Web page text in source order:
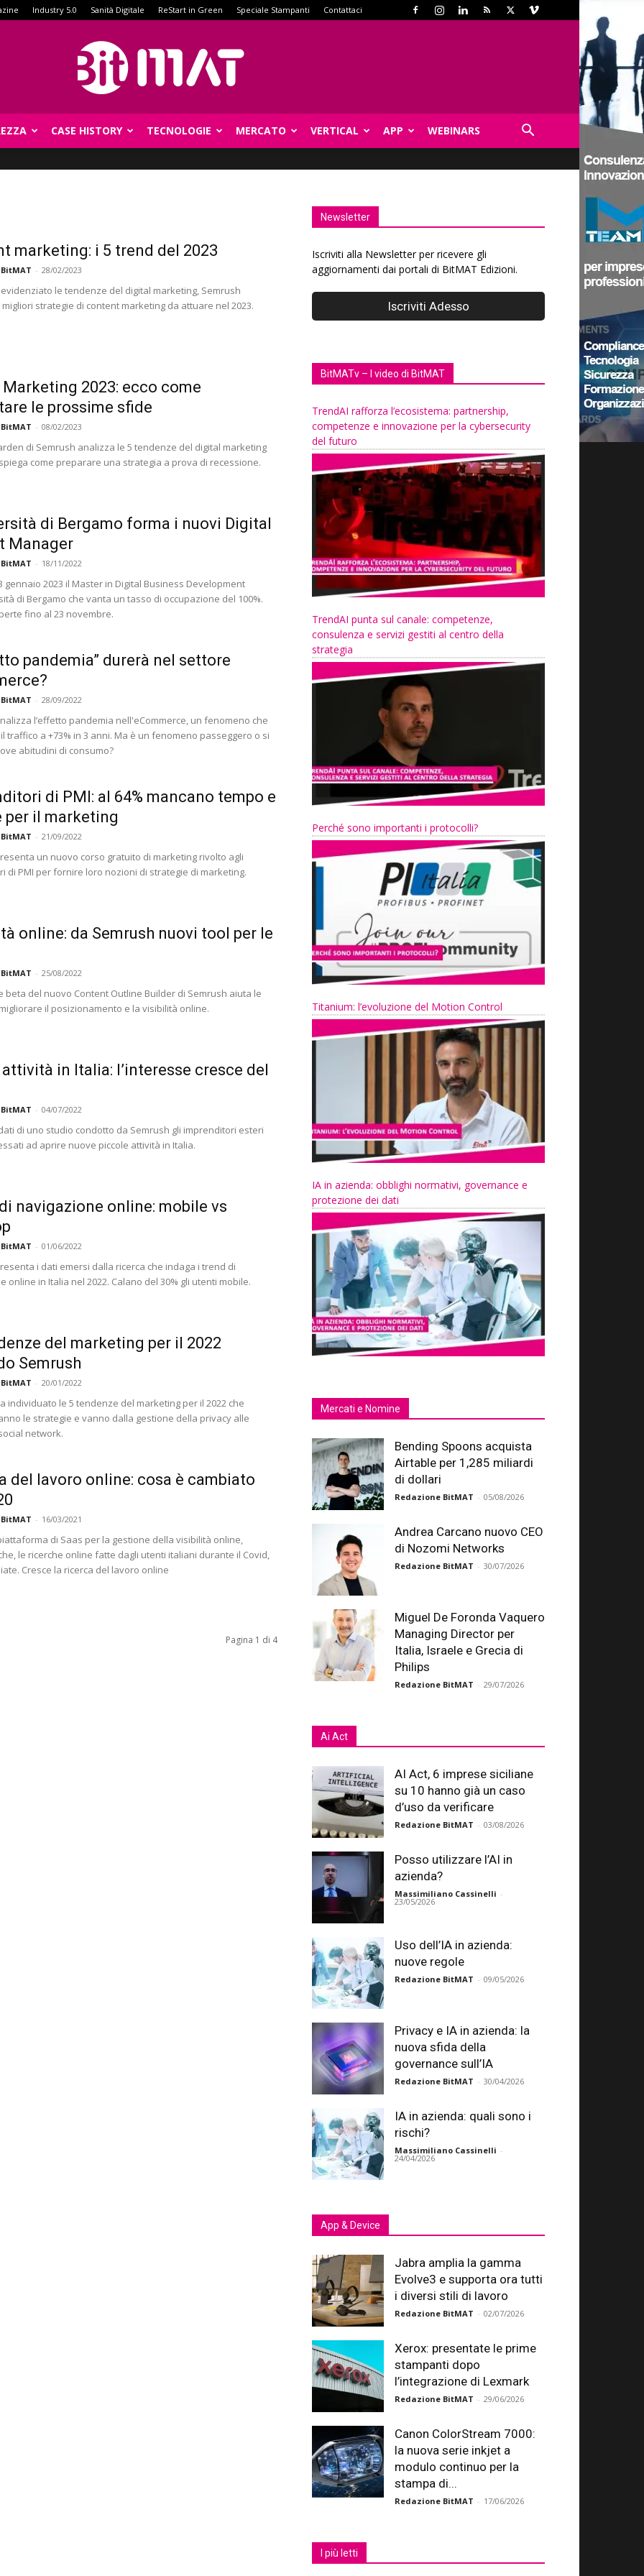
Industry 5.0 Sanità Digitale ReStart in Green Speciale Stampanti Contattaci
CASE HISTORY TECNOLOGIE MERCATO VERTICAL APP WEBINARS
marketing: i 5 trend del 2023
- 28/02/2023
le tendenze del digital marketing, Semrush
strategie di content marketing da attuare nel 2023.
2023: ecco come
le prossime sfide
- 08/02/2023
di Semrush analizza le 5 tendenze del digital marketing
come preparare una strategia a prova di recessione.
di Bergamo forma i nuovi Digital
Manager
- 18/11/2022
gennaio 2023 il Master in Digital Business Development
di Bergamo che vanta un tasso di occupazione del 100%.
fino al 23 novembre.
pandemia” durerà nel settore
- 28/09/2022
l’effetto pandemia nell'eCommerce, un fenomeno che
traffico a +73% in 3 anni. Ma è un fenomeno passeggero o si
abitudini di consumo?
di PMI: al 64% mancano tempo e
per il marketing
- 21/09/2022
un nuovo corso gratuito di marketing rivolto agli
di PMI per fornire loro nozioni di strategie di marketing.
online: da Semrush nuovi tool per le
- 25/08/2022
beta del nuovo Content Outline Builder di Semrush aiuta le
il posizionamento e la visibilità online.
attività in Italia: l’interesse cresce del
- 04/07/2022
di uno studio condotto da Semrush gli imprenditori esteri
ad aprire nuove piccole attività in Italia.
navigazione online: mobile vs
- 01/06/2022
i dati emersi dalla ricerca che indaga i trend di
online in Italia nel 2022. Calano del 30% gli utenti mobile.
del marketing per il 2022
Semrush
- 20/01/2022
individuato le 5 tendenze del marketing per il 2022 che
le strategie e vanno dalla gestione della privacy alle
network.
del lavoro online: cosa è cambiato
- 16/03/2021
di Saas per la gestione della visibilità online,
le ricerche online fatte dagli utenti italiani durante il Covid,
Cresce la ricerca del lavoro online
Pagina 1 di 4
Newsletter
Iscriviti alla Newsletter per ricevere gli
aggiornamenti dai portali di BitMAT Edizioni.
BitMATv – I video di BitMAT
TrendAI rafforza l’ecosistema: partnership,
competenze e innovazione per la cybersecurity
del futuro
TrendAI punta sul canale: competenze,
consulenza e servizi gestiti al centro della
strategia
Perché sono importanti i protocolli?
Titanium: l’evoluzione del Motion Control
IA in azienda: obblighi normativi, governance e
protezione dei dati
Mercati e Nomine
Bending Spoons acquista
Airtable per 1,285 miliardi
di dollari
Redazione BitMAT - 05/08/2026
Andrea Carcano nuovo CEO
di Nozomi Networks
Redazione BitMAT - 30/07/2026
Miguel De Foronda Vaquero
Managing Director per
Italia, Israele e Grecia di
Philips
Redazione BitMAT - 29/07/2026
Ai Act
AI Act, 6 imprese siciliane
su 10 hanno già un caso
d’uso da verificare
Redazione BitMAT - 03/08/2026
Posso utilizzare l’AI in
azienda?
Massimiliano Cassinelli -
23/05/2026
Uso dell’IA in azienda:
nuove regole
Redazione BitMAT - 09/05/2026
Privacy e IA in azienda: la
nuova sfida della
governance sull’IA
Redazione BitMAT - 30/04/2026
IA in azienda: quali sono i
rischi?
Massimiliano Cassinelli -
24/04/2026
App & Device
Jabra amplia la gamma
Evolve3 e supporta ora tutti
i diversi stili di lavoro
Redazione BitMAT - 02/07/2026
Xerox: presentate le prime
stampanti dopo
l’integrazione di Lexmark
Redazione BitMAT - 29/06/2026
Canon ColorStream 7000:
la nuova serie inkjet a
modulo continuo per la
stampa di...
Redazione BitMAT - 17/06/2026
I più letti